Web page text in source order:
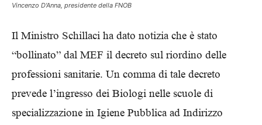
Vincenzo D'Anna, presidente della FNOB
Il Ministro Schillaci ha dato notizia che è stato
“bollinato” dal MEF il decreto sul riordino delle
professioni sanitarie. Un comma di tale decreto
prevede l’ingresso dei Biologi nelle scuole di
specializzazione in Igiene Pubblica ad Indirizzo